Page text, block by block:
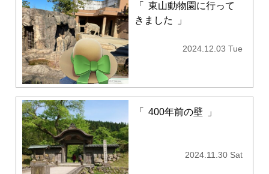
「
東山動物園に行って
きました
」
2024.12.03 Tue
「 400年前の壁 」
2024.11.30 Sat